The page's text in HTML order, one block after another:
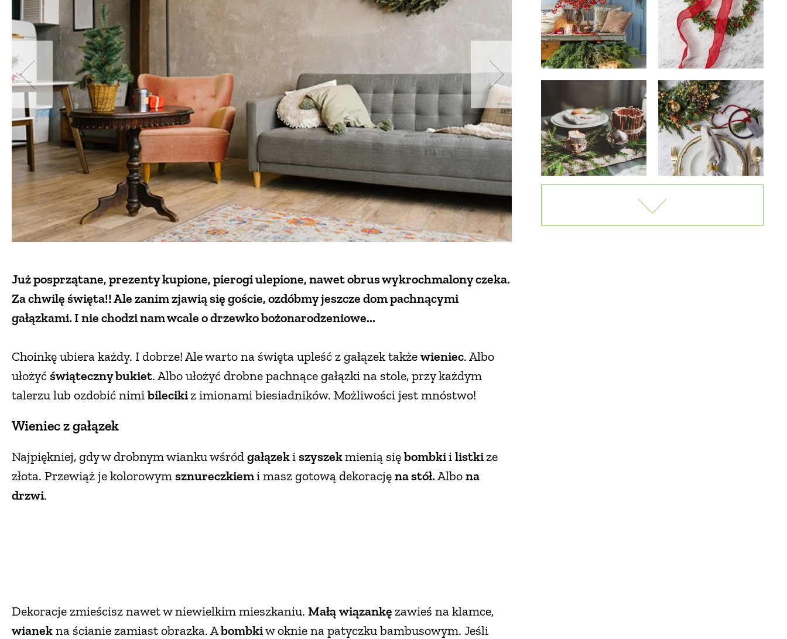
Już posprzątane, prezenty kupione, pierogi ulepione, nawet obrus wykrochmalony czeka.
Za chwilę święta!! Ale zanim zjawią się goście, ozdóbmy jeszcze dom pachnącymi
gałązkami. I nie chodzi nam wcale o drzewko bożonarodzeniowe...
Choinkę ubiera każdy. I dobrze! Ale warto na święta upleść z gałązek takżewieniec. Albo
ułożyćświąteczny bukiet. Albo ułożyć drobne pachnące gałązki na stole, przy każdym
talerzu lub ozdobić nimibilecikiz imionami biesiadników. Możliwości jest mnóstwo!
Wieniec z gałązek
Najpiękniej, gdy w drobnym wianku wśródgałązekiszyszekmienią siębombkiilistkize
złota. Przewiąż je kolorowymsznureczkiemi masz gotową dekoracjęna stół.Albona
drzwi.
Dekoracje zmieścisz nawet w niewielkim mieszkaniu. Małąwiązankęzawieś na klamce,
wianekna ścianie zamiast obrazka. Abombkiw oknie na patyczku bambusowym. Jeśli